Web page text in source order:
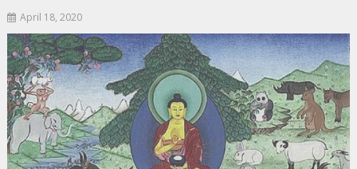
April 18, 2020